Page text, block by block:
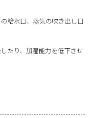
給水口、蒸気の吹き出し口
たり、加湿能力を低下させ